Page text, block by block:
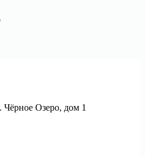
Чёрное Озеро, дом 1